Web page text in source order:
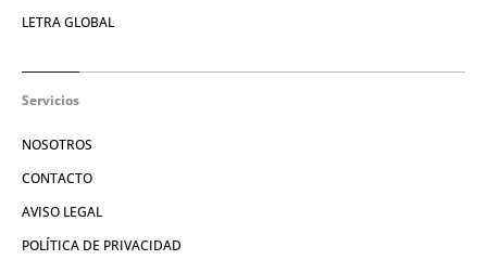
LETRA GLOBAL
Servicios
NOSOTROS
CONTACTO
AVISO LEGAL
POLÍTICA DE PRIVACIDAD